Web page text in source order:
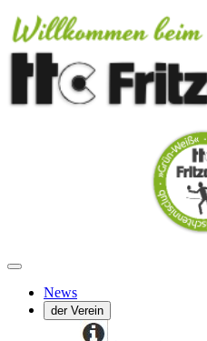
News
der Verein